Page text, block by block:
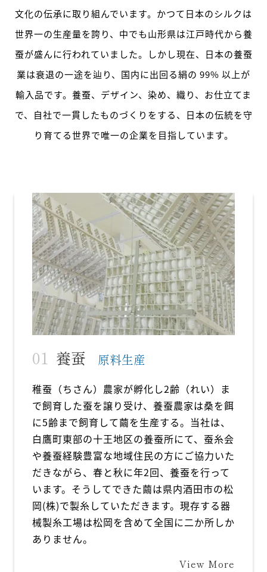
文化の伝承に取り組んでいます。かつて日本のシルクは
世界一の生産量を誇り、中でも山形県は江戸時代から養
蚕が盛んに行われていました。しかし現在、日本の養蚕
業は衰退の一途を辿り、国内に出回る絹の 99% 以上が
輸入品です。養蚕、デザイン、染め、織り、お仕立てま
で、自社で一貫したものづくりをする、日本の伝統を守
り育てる世界で唯一の企業を目指しています。
養蚕 原料生産
稚蚕（ちさん）農家が孵化し2齢（れい）ま
で飼育した蚕を譲り受け、養蚕農家は桑を餌
に5齢まで飼育して繭を生産する。当社は、
白鷹町東部の十王地区の養蚕所にて、蚕糸会
や養蚕経験豊富な地域住民の方にご協力いた
だきながら、春と秋に年2回、養蚕を行って
います。そうしてできた繭は県内酒田市の松
岡(株)で製糸していただきます。現存する器
械製糸工場は松岡を含めて全国に二か所しか
ありません。
View More